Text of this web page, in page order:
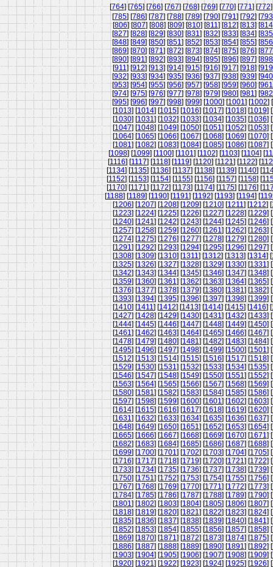
[764] [765] [766] [767] [768] [769] [770] [771] [772
[785] [786] [787] [788] [789] [790] [791] [792] [793
[806] [807] [808] [809] [810] [811] [812] [813] [814
[827] [828] [829] [830] [831] [832] [833] [834] [835
[848] [849] [850] [851] [852] [853] [854] [855] [856
[869] [870] [871] [872] [873] [874] [875] [876] [877
[890] [891] [892] [893] [894] [895] [896] [897] [898
[911] [912] [913] [914] [915] [916] [917] [918] [919
[932] [933] [934] [935] [936] [937] [938] [939] [940
[953] [954] [955] [956] [957] [958] [959] [960] [961
[974] [975] [976] [977] [978] [979] [980] [981] [982
[995] [996] [997] [998] [999] [1000] [1001] [1002] [
[1013] [1014] [1015] [1016] [1017] [1018] [1019] [
[1030] [1031] [1032] [1033] [1034] [1035] [1036] [
[1047] [1048] [1049] [1050] [1051] [1052] [1053] [
[1064] [1065] [1066] [1067] [1068] [1069] [1070] [
[1081] [1082] [1083] [1084] [1085] [1086] [1087] [
[1098] [1099] [1100] [1101] [1102] [1103] [1104] [
[1116] [1117] [1118] [1119] [1120] [1121] [1122] [
[1134] [1135] [1136] [1137] [1138] [1139] [1140] [
[1152] [1153] [1154] [1155] [1156] [1157] [1158] [
[1170] [1171] [1172] [1173] [1174] [1175] [1176] [
[1188] [1189] [1190] [1191] [1192] [1193] [1194] [
[1206] [1207] [1208] [1209] [1210] [1211] [1212] [
[1223] [1224] [1225] [1226] [1227] [1228] [1229] [
[1240] [1241] [1242] [1243] [1244] [1245] [1246] [
[1257] [1258] [1259] [1260] [1261] [1262] [1263] [
[1274] [1275] [1276] [1277] [1278] [1279] [1280] [
[1291] [1292] [1293] [1294] [1295] [1296] [1297] [
[1308] [1309] [1310] [1311] [1312] [1313] [1314] [
[1325] [1326] [1327] [1328] [1329] [1330] [1331] [
[1342] [1343] [1344] [1345] [1346] [1347] [1348] [
[1359] [1360] [1361] [1362] [1363] [1364] [1365] [
[1376] [1377] [1378] [1379] [1380] [1381] [1382] [
[1393] [1394] [1395] [1396] [1397] [1398] [1399] [
[1410] [1411] [1412] [1413] [1414] [1415] [1416] [
[1427] [1428] [1429] [1430] [1431] [1432] [1433] [
[1444] [1445] [1446] [1447] [1448] [1449] [1450] [
[1461] [1462] [1463] [1464] [1465] [1466] [1467] [
[1478] [1479] [1480] [1481] [1482] [1483] [1484] [
[1495] [1496] [1497] [1498] [1499] [1500] [1501] [
[1512] [1513] [1514] [1515] [1516] [1517] [1518] [
[1529] [1530] [1531] [1532] [1533] [1534] [1535] [
[1546] [1547] [1548] [1549] [1550] [1551] [1552] [
[1563] [1564] [1565] [1566] [1567] [1568] [1569] [
[1580] [1581] [1582] [1583] [1584] [1585] [1586] [
[1597] [1598] [1599] [1600] [1601] [1602] [1603] [
[1614] [1615] [1616] [1617] [1618] [1619] [1620] [
[1631] [1632] [1633] [1634] [1635] [1636] [1637] [
[1648] [1649] [1650] [1651] [1652] [1653] [1654] [
[1665] [1666] [1667] [1668] [1669] [1670] [1671] [
[1682] [1683] [1684] [1685] [1686] [1687] [1688] [
[1699] [1700] [1701] [1702] [1703] [1704] [1705] [
[1716] [1717] [1718] [1719] [1720] [1721] [1722] [
[1733] [1734] [1735] [1736] [1737] [1738] [1739] [
[1750] [1751] [1752] [1753] [1754] [1755] [1756] [
[1767] [1768] [1769] [1770] [1771] [1772] [1773] [
[1784] [1785] [1786] [1787] [1788] [1789] [1790] [
[1801] [1802] [1803] [1804] [1805] [1806] [1807] [
[1818] [1819] [1820] [1821] [1822] [1823] [1824] [
[1835] [1836] [1837] [1838] [1839] [1840] [1841] [
[1852] [1853] [1854] [1855] [1856] [1857] [1858] [
[1869] [1870] [1871] [1872] [1873] [1874] [1875] [
[1886] [1887] [1888] [1889] [1890] [1891] [1892] [
[1903] [1904] [1905] [1906] [1907] [1908] [1909] [
[1920] [1921] [1922] [1923] [1924] [1925] [1926] [